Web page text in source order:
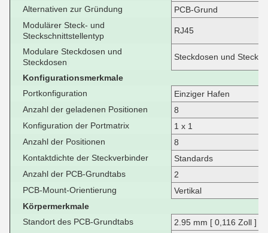
Alternativen zur Gründung
PCB-Grund
Modulärer Steck- und
Steckschnittstellentyp
RJ45
Modulare Steckdosen und
Steckdosen
Steckdosen und
Konfigurationsmerkmale
Portkonfiguration
Einziger Hafen
Anzahl der geladenen Positionen
8
Konfiguration der Portmatrix
1 x 1
Anzahl der Positionen
8
Kontaktdichte der Steckverbinder
Standards
Anzahl der PCB-Grundtabs
2
PCB-Mount-Orientierung
Vertikal
Körpermerkmale
Standort des PCB-Grundtabs
2.95 mm [ 0,116 Zoll ]